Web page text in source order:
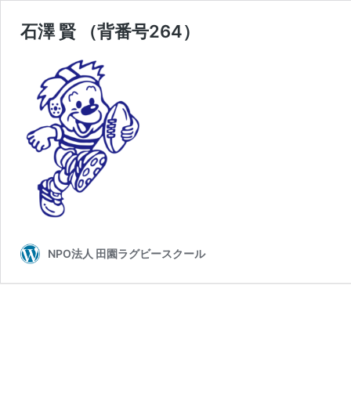
石澤 賢 （背番号264）
NPO法人 田園ラグビースクール